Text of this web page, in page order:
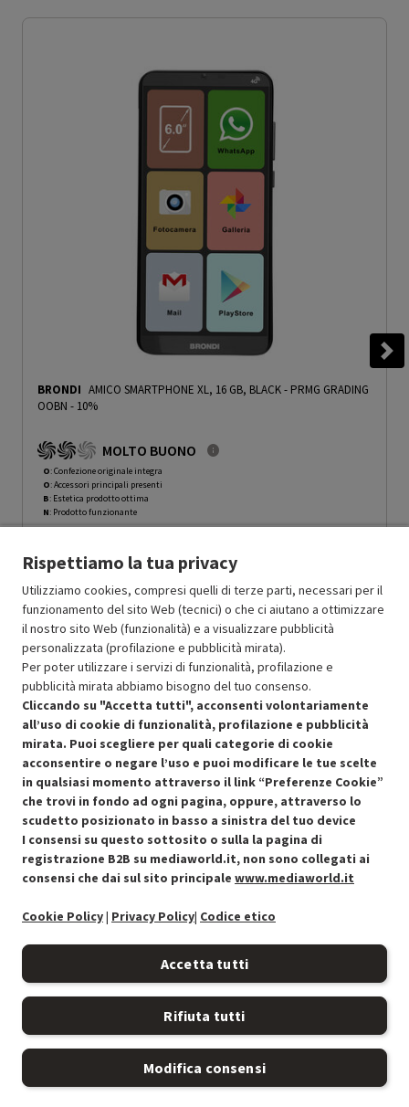
BRONDI AMICO SMARTPHONE XL, 16 GB, BLACK- PRMG GRADING
OOBN - 10%
MOLTO BUONO
O: Confezione originale integra
O: Accessori principali presenti
B: Estetica prodotto ottima
N: Prodotto funzionante
Ricondizionato 116.99
Aggiungi al carrello
Condizioni generali di vendita Recedere dal contratto qui
Rispettiamo la tua privacy
Utilizziamo cookies, compresi quelli di terze parti, necessari per il
funzionamento del sito Web (tecnici) o che ci aiutano a ottimizzare
il nostro sito Web (funzionalità) e a visualizzare pubblicità
personalizzata (profilazione e pubblicità mirata).
Per poter utilizzare i servizi di funzionalità, profilazione e
pubblicità mirata abbiamo bisogno del tuo consenso.
Cliccando su "Accetta tutti", acconsenti volontariamente
all’uso di cookie di funzionalità, profilazione e pubblicità
mirata. Puoi scegliere per quali categorie di cookie
acconsentire o negare l’uso e puoi modificare le tue scelte
in qualsiasi momento attraverso il link “Preferenze Cookie”
che trovi in fondo ad ogni pagina, oppure, attraverso lo
scudetto posizionato in basso a sinistra del tuo device
I consensi su questo sottosito o sulla la pagina di
registrazione B2B su mediaworld.it, non sono collegati ai
consensi che dai sul sito principale www.mediaworld.it
Cookie Policy| Privacy Policy| Codice etico
Accetta tutti
Rifiuta tutti
Modifica consensi